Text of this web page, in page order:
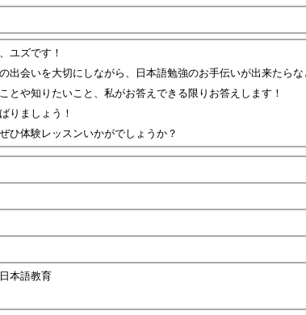
ユズです！
出会いを大切にしながら、日本語勉強のお手伝いが出来たら
とや知りたいこと、私がお答えできる限りお答えします！
りましょう！
ひ体験レッスンいかがでしょうか？
本語教育